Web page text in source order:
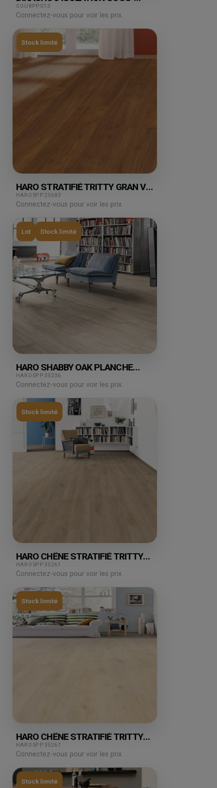
COUCHE S801 3MM 19DB
SOU8PP013
Connectez-vous pour voir les prix.
Stock limité
HARO STRATIFIÉ TRITTY GRAN VIA
AFRORMOSIA 2.13M²
HARO5PP25683
Connectez-vous pour voir les prix.
Lot Stock limité
HARO SHABBY OAK PLANCHE
LARGE SOFT MAT TT90 8.88M²
HARO5PP35236
Connectez-vous pour voir les prix.
Stock limité
HARO CHÊNE STRATIFIÉ TRITTY
VENETO CREMA 1.98M²
HARO5PP35261
Connectez-vous pour voir les prix.
Stock limité
HARO CHÊNE STRATIFIÉ TRITTY
CAMPUS VENETO SABLE 2.49M²
HARO5PP35267
Connectez-vous pour voir les prix.
Stock limité